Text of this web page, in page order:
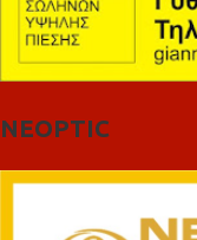
NEOPTIC